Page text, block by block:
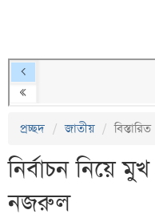
প্রচ্ছদ জাতীয় বিস্তারিত
নির্বাচন নিয়ে
নজরুল